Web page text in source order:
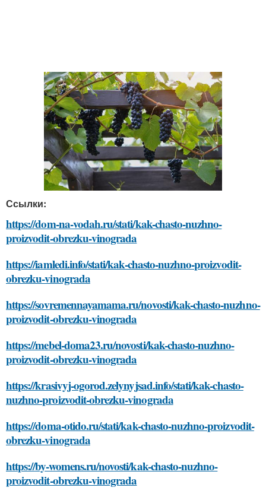
Ссылки:
https://dom-na-vodah.ru/stati/kak-chasto-nuzhno-
proizvodit-obrezku-vinograda
https://iamledi.info/stati/kak-chasto-nuzhno-proizvodit-
obrezku-vinograda
https://sovremennayamama.ru/novosti/kak-chasto-nuzhno-
proizvodit-obrezku-vinograda
https://mebel-doma23.ru/novosti/kak-chasto-nuzhno-
proizvodit-obrezku-vinograda
https://krasivyj-ogorod.zelynyjsad.info/stati/kak-chasto-
nuzhno-proizvodit-obrezku-vinograda
https://doma-otido.ru/stati/kak-chasto-nuzhno-proizvodit-
obrezku-vinograda
https://by-womens.ru/novosti/kak-chasto-nuzhno-
proizvodit-obrezku-vinograda